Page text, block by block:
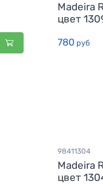
Madeira
цвет
780руб
98411304
Madeira
цвет